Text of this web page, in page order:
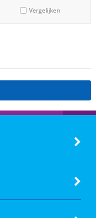
Vergelijken